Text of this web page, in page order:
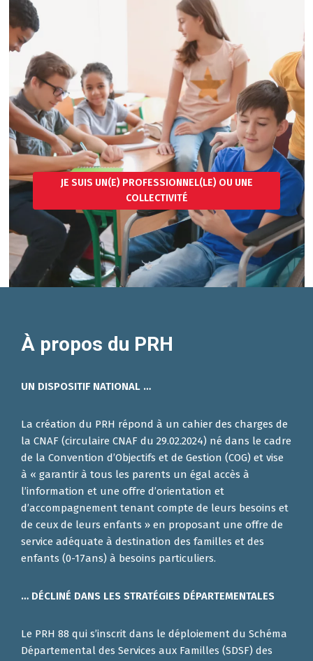
JE SUIS UN(E) PROFESSIONNEL(LE) OU UNE
COLLECTIVITÉ
À propos du PRH
UN DISPOSITIF NATIONAL …
La création du PRH répond à un cahier des charges de
la CNAF (circulaire CNAF du 29.02.2024) né dans le cadre
de la Convention d’Objectifs et de Gestion (COG) et vise
à « garantir à tous les parents un égal accès à
l’information et une offre d’orientation et
d’accompagnement tenant compte de leurs besoins et
de ceux de leurs enfants » en proposant une offre de
service adéquate à destination des familles et des
enfants (0-17ans) à besoins particuliers.
… DÉCLINÉ DANS LES STRATÉGIES DÉPARTEMENTALES
Le PRH 88 qui s’inscrit dans le déploiement du Schéma
Départemental des Services aux Familles (SDSF) des